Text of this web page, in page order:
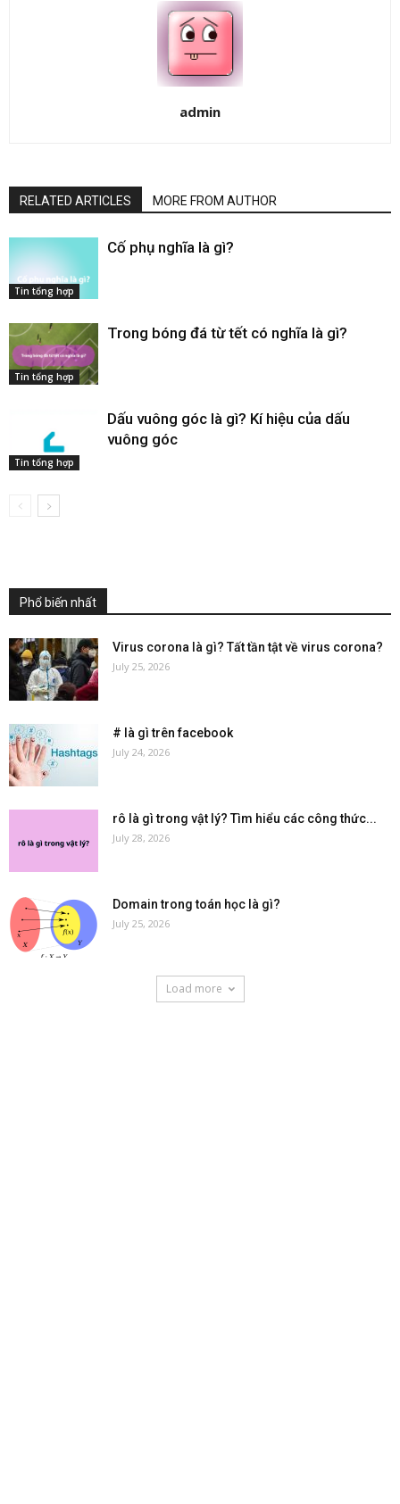
admin
RELATED ARTICLES MORE FROM AUTHOR
Tin tổng hợp
Cố phụ nghĩa là gì​?
Tin tổng hợp
Trong bóng đá từ tết có nghĩa là gì​?
Tin tổng hợp
Dấu vuông góc​ là gì? Kí hiệu của dấu
vuông góc
Phổ biến nhất
Virus corona là gì? Tất tần tật về virus corona?
July 25, 2026
# là gì trên facebook
July 24, 2026
rô là gì trong vật lý? Tìm hiểu các công thức...
July 28, 2026
Domain trong toán học là gì?
July 25, 2026
Load more